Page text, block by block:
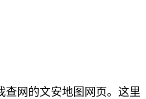
查网的文安地图网页。这里